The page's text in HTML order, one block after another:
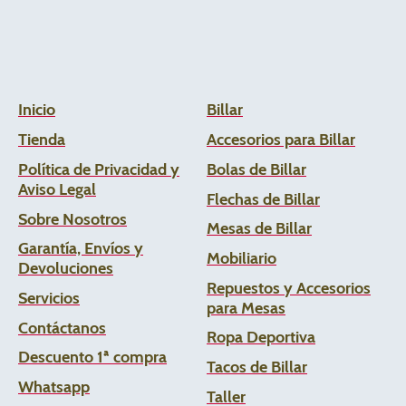
Inicio
Tienda
Política de Privacidad y
Aviso Legal
Sobre Nosotros
Garantía, Envíos y
Devoluciones
Servicios
Contáctanos
Descuento 1ª compra
Whatsapp
Billar
Accesorios para Billar
Bolas de Billar
Flechas de Billar
Mesas de Billar
Mobiliario
Repuestos y Accesorios
para Mesas
Ropa Deportiva
Tacos de Billar
Taller